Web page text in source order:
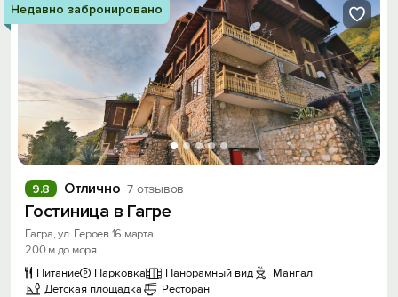
Недавно забронировано
Отлично 7 отзывов
9.8
Гостиница в Гагре
Гагра, ул. Героев 16 марта
200 м до моря
Питание
Парковка Панорамный вид
Мангал
Детская площадка
Ресторан